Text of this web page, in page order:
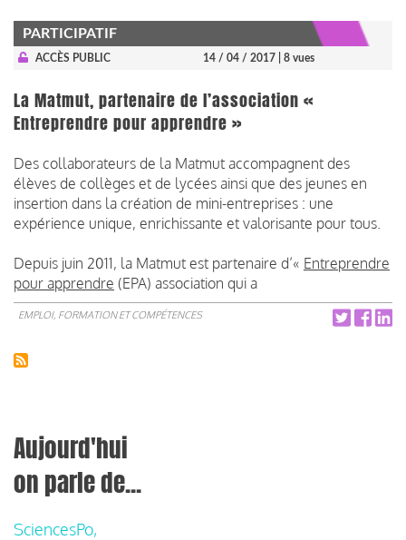
PARTICIPATIF
ACCÈS PUBLIC 14 / 04 / 2017 | 8 vues
La Matmut, partenaire de l’association «
Entreprendre pour apprendre »
Des collaborateurs de la Matmut accompagnent des
élèves de collèges et de lycées ainsi que des jeunes en
insertion dans la création de mini-entreprises : une
expérience unique, enrichissante et valorisante pour tous.
Depuis juin 2011, la Matmut est partenaire d’« Entreprendre
pour apprendre (EPA) association qui a
EMPLOI, FORMATION ET COMPÉTENCES
Aujourd'hui
on parle de...
SciencesPo,